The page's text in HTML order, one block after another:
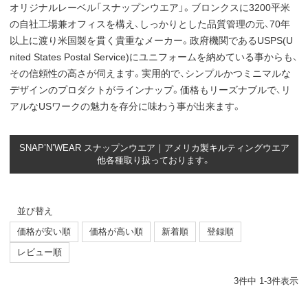
オリジナルレーベル「スナップンウエア」。ブロンクスに3200平米
の自社工場兼オフィスを構え、しっかりとした品質管理の元、70年
以上に渡り米国製を貫く貴重なメーカー。政府機関であるUSPS(U
nited States Postal Service)にユニフォームを納めている事からも、
その信頼性の高さが伺えます。実用的で、シンプルかつミニマルな
デザインのプロダクトがラインナップ。価格もリーズナブルで、リ
アルなUSワークの魅力を存分に味わう事が出来ます。
SNAP’N’WEAR スナップンウエア｜アメリカ製キルティングウエア
他各種取り扱っております。
並び替え
価格が安い順
価格が高い順 新着順
登録順
レビュー順
3件中 1-3件表示